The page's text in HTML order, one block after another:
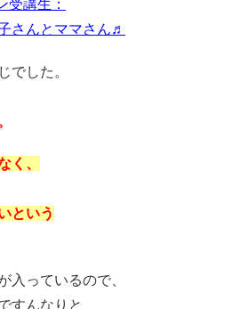
講生：
さんとママさん♬
でした。
く、
という
入っているので、
すんなりと